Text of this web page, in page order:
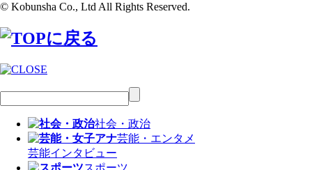
© Kobunsha Co., Ltd All Rights Reserved.
社会・政治
芸能・エンタメ
芸能インタビュー